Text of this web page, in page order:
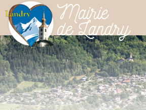
Mairie
de Landry